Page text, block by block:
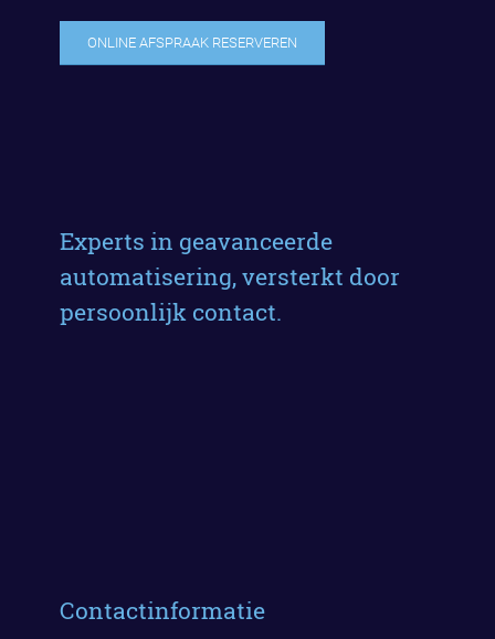
ONLINE AFSPRAAK RESERVEREN
Experts in geavanceerde
automatisering, versterkt door
persoonlijk contact.
Contactinformatie